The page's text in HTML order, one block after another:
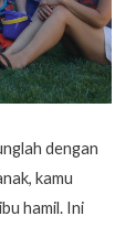
dengan
kamu
hamil. Ini